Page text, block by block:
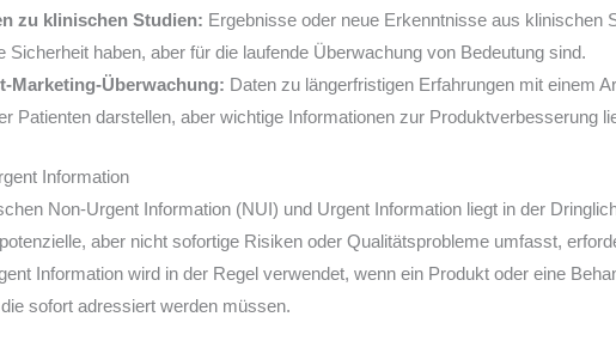
zu klinischen Studien: Ergebnisse oder neue Erkenntnisse aus klinischen
Sicherheit haben, aber für die laufende Überwachung von Bedeutung sind.
Marketing-Überwachung: Daten zu längerfristigen Erfahrungen mit einem
Patienten darstellen, aber wichtige Informationen zur Produktverbesserung
Information
Non-Urgent Information (NUI) und Urgent Information liegt in der
aber nicht sofortige Risiken oder Qualitätsprobleme umfasst,
Information wird in der Regel verwendet, wenn ein Produkt oder eine
sofort adressiert werden müssen.